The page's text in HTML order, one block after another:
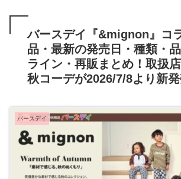
バースデイ『&mignon』コ
品・最新の発売日・種類・
ライン・再販まとめ！取扱
秋コーデが2026/7/8より新発
バースデイ